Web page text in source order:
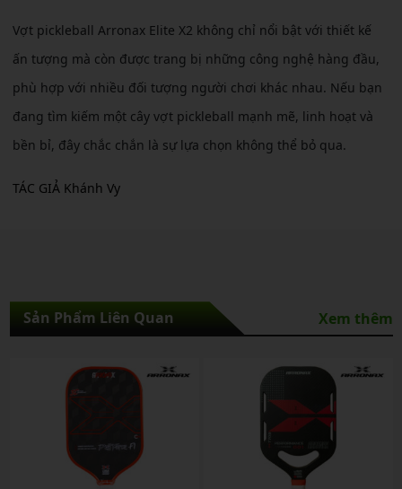
Vợt pickleball Arronax Elite X2 không chỉ nổi bật với thiết kế
ấn tượng mà còn được trang bị những công nghệ hàng đầu,
phù hợp với nhiều đối tượng người chơi khác nhau. Nếu bạn
đang tìm kiếm một cây vợt pickleball mạnh mẽ, linh hoạt và
bền bỉ, đây chắc chắn là sự lựa chọn không thể bỏ qua.
TÁC GIẢ Khánh Vy
Sản Phẩm Liên Quan Xem thêm